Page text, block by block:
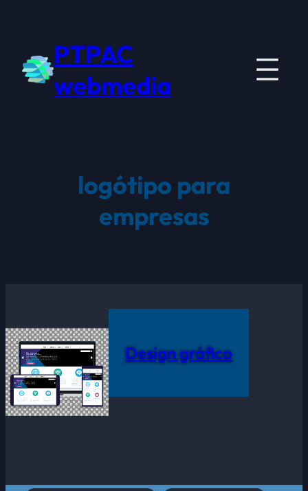
conteúdo
PTPAC
webmedia
logótipo para
empresas
Design gráfico